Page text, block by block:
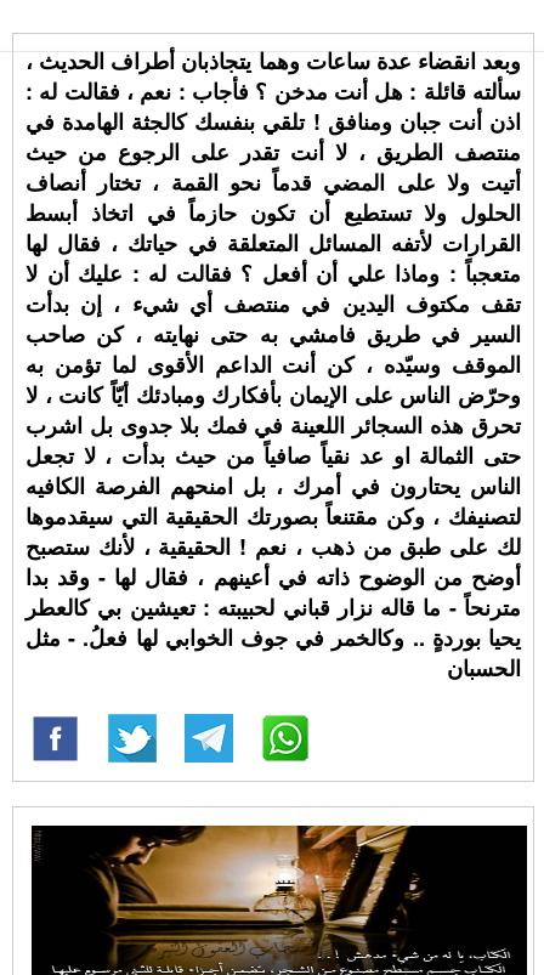
وبعد انقضاء عدة ساعات وهما يتجاذبان أطراف الحديث ،
سألته قائلة : هل أنت مدخن ؟ فأجاب : نعم ، فقالت له :
اذن أنت جبان ومنافق ! تلقي بنفسك كالجثة الهامدة في
منتصف الطريق ، لا أنت تقدر على الرجوع من حيث
أتيت ولا على المضي قدماً نحو القمة ، تختار أنصاف
الحلول ولا تستطيع أن تكون حازماً في اتخاذ أبسط
القرارات لأتفه المسائل المتعلقة في حياتك ، فقال لها
متعجباً : وماذا علي أن أفعل ؟ فقالت له : عليك أن لا
تقف مكتوف اليدين في منتصف أي شيء ، إن بدأت
السير في طريق فامشي به حتى نهايته ، كن صاحب
الموقف وسيّده ، كن أنت الداعم الأقوى لما تؤمن به
وحرّض الناس على الإيمان بأفكارك ومبادئك أيّاً كانت ، لا
تحرق هذه السجائر اللعينة في فمك بلا جدوى بل اشرب
حتى الثمالة او عد نقياً صافياً من حيث بدأت ، لا تجعل
الناس يحتارون في أمرك ، بل امنحهم الفرصة الكافيه
لتصنيفك ، وكن مقتنعاً بصورتك الحقيقية التي سيقدموها
لك على طبق من ذهب ، نعم ! الحقيقية ، لأنك ستصبح
أوضح من الوضوح ذاته في أعينهم ، فقال لها - وقد بدا
مترنحاً - ما قاله نزار قباني لحبيبته : تعيشين بي كالعطر
يحيا بوردةٍ .. وكالخمر في جوف الخوابي لها فعلُ. - مثل
الحسبان